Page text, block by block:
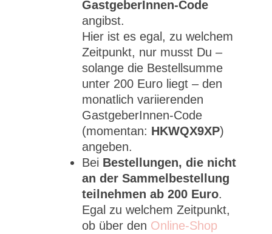
GastgeberInnen-Code
angibst.
Hier ist es egal, zu welchem
Zeitpunkt, nur musst Du –
solange die Bestellsumme
unter 200 Euro liegt – den
monatlich variierenden
GastgeberInnen-Code
(momentan: HKWQX9XP)
angeben.
Bei Bestellungen, die nicht
an der Sammelbestellung
teilnehmen ab 200 Euro.
Egal zu welchem Zeitpunkt,
ob über den Online-Shop